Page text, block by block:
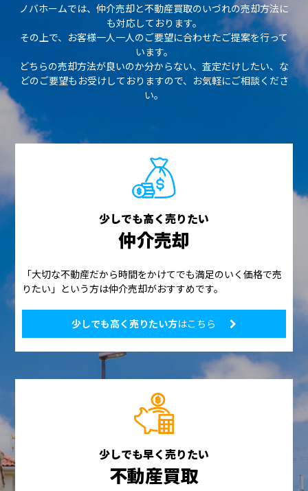
ノバホームでは、仲介売却と不動産買取のいづれの売却方法に
も対応しております。
その上で、お客様一人一人のご要望に合わせたご提案を行って
います。
どちらの売却方法が良いのか分からない、査定だけしたい、な
どのご要望もお受けしておりますので、お気軽にご相談くださ
い。
少しでも高く売りたい
仲介売却
「大切な不動産だから時間をかけてでも満足のいく価格で売
りたい」という方は仲介売却がおすすめです。
少しでも高く売りたい方はこちら
少しでも早く売りたい
不動産買取